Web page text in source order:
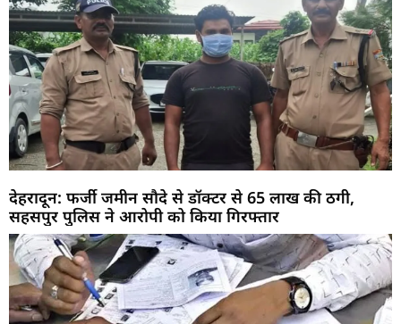
देहरादून: फर्जी जमीन सौदे से डॉक्टर से 65 लाख की ठगी,
सहसपुर पुलिस ने आरोपी को किया गिरफ्तार